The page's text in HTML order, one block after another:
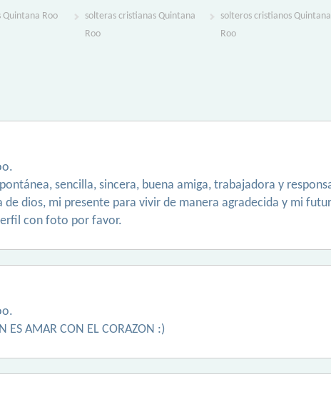
Roo
solteras cristianas Quintana
Roo
solteros cristianos Quintana
Roo
sencilla, sincera, buena amiga, trabajadora y
dios, mi presente para vivir de manera agradecida y mi
con foto por favor.
ES AMAR CON EL CORAZON :)